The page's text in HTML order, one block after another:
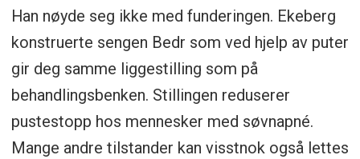
Han nøyde seg ikke med funderingen. Ekeberg
konstruerte sengen Bedr som ved hjelp av puter
gir deg samme liggestilling som på
behandlingsbenken. Stillingen reduserer
pustestopp hos mennesker med søvnapné.
Mange andre tilstander kan visstnok også lettes